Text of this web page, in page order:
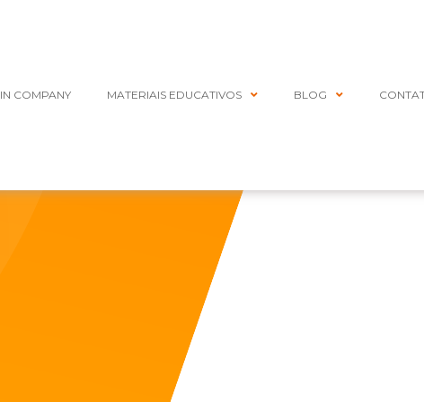
IN COMPANY MATERIAIS EDUCATIVOS BLOG